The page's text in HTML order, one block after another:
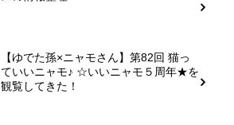
【ゆでた孫×ニャモさん】第82回 猫っ
ていいニャモ♪ ☆いいニャモ５周年★を
観覧してきた！